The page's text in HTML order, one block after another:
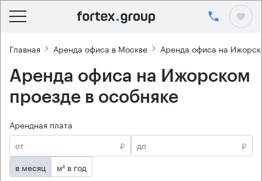
Главная Аренда офиса в Москве Аренда офиса на
Аренда офиса на Ижорском
проезде в особняке
Арендная плата
₽
₽
в месяц
м² в год